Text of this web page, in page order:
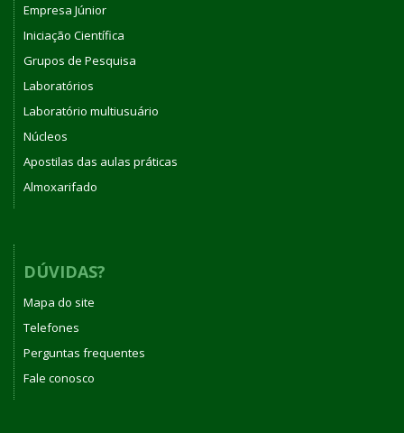
Empresa Júnior
Iniciação Científica
Grupos de Pesquisa
Laboratórios
Laboratório multiusuário
Núcleos
Apostilas das aulas práticas
Almoxarifado
DÚVIDAS?
Mapa do site
Telefones
Perguntas frequentes
Fale conosco